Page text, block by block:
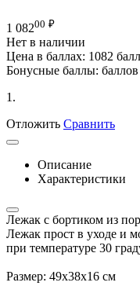
1 08200 ₽
Нет в наличии
Цена в баллах: 1082
Бонусные баллы: баллов
1.
Отложить Сравнить
Описание
Характеристики
Лежак с бортиком из
Лежак прост в уходе и
при температуре 30
Размер: 49х38х16 см